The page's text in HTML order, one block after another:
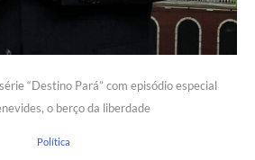
“Destino Pará” com episódio especial
o berço da liberdade
Política